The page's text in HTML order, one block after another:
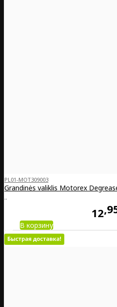
PL01-MOT309003
Grandinės valiklis Motorex
..
12
В корзину